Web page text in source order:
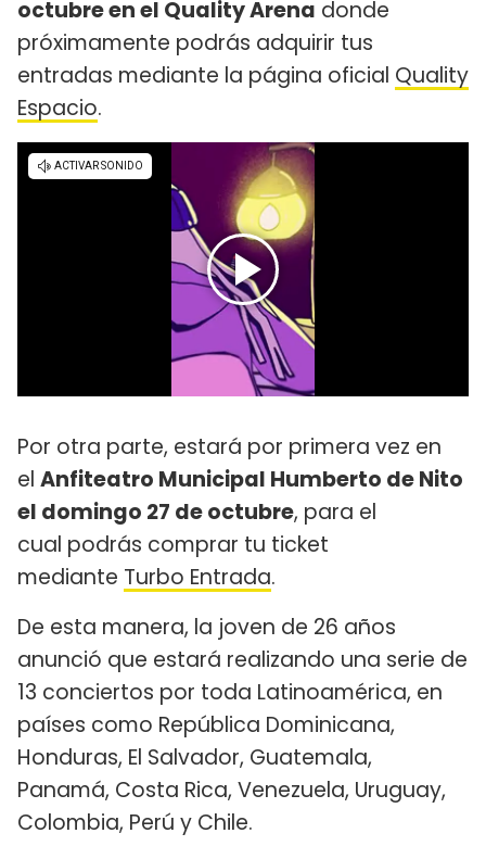
octubre en el Quality Arena donde
próximamente podrás adquirir tus
entradas mediante la página oficial Quality
Espacio.
Por otra parte, estará por primera vez en
el Anfiteatro Municipal Humberto de Nito
el domingo 27 de octubre, para el
cual podrás comprar tu ticket
mediante Turbo Entrada.
De esta manera, la joven de 26 años
anunció que estará realizando una serie de
13 conciertos por toda Latinoamérica, en
países como República Dominicana,
Honduras, El Salvador, Guatemala,
Panamá, Costa Rica, Venezuela, Uruguay,
Colombia, Perú y Chile.